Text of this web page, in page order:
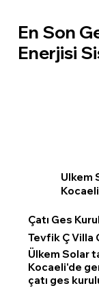
En Son
Enerjisi
Ulkem
Kocaeli
Çatı Ges
Tevfik Ç Villa
Ülkem Solar
Kocaeli'de
çatı ges